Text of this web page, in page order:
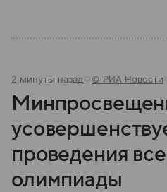
2 минуты назад © РИА Новости
проведения
олимпиады